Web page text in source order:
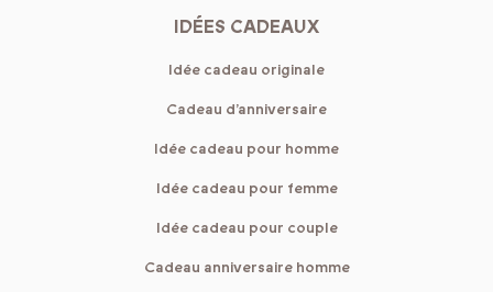
IDÉES CADEAUX
Idée cadeau originale
Cadeau d’anniversaire
Idée cadeau pour homme
Idée cadeau pour femme
Idée cadeau pour couple
Cadeau anniversaire homme